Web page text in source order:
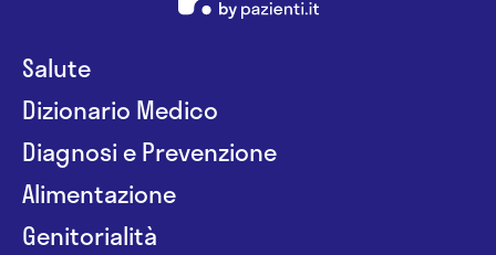
Salute
Dizionario Medico
Diagnosi e Prevenzione
Alimentazione
Genitorialità